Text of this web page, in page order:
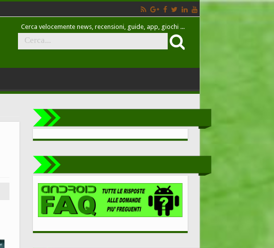
Cerca velocemente news, recensioni, guide, app, giochi ...